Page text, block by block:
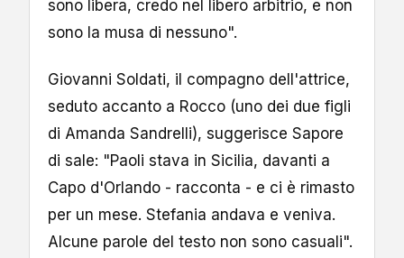
sono libera, credo nel libero arbitrio, e non
sono la musa di nessuno".
Giovanni Soldati, il compagno dell'attrice,
seduto accanto a Rocco (uno dei due figli
di Amanda Sandrelli), suggerisce Sapore
di sale: "Paoli stava in Sicilia, davanti a
Capo d'Orlando - racconta - e ci è rimasto
per un mese. Stefania andava e veniva.
Alcune parole del testo non sono casuali".